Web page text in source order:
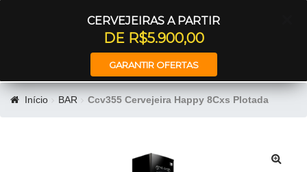
CERVEJEIRAS A PARTIR
DE R$5.900,00
GARANTIR OFERTAS
Início BAR Ccv355 Cervejeira Happy 8Cxs Plotada